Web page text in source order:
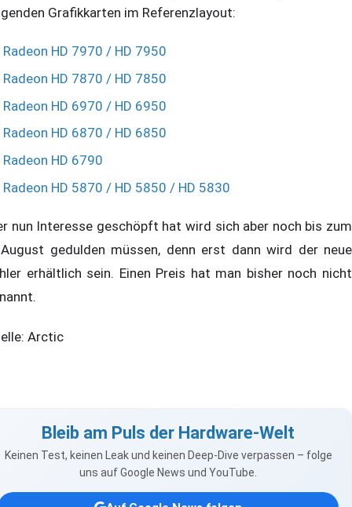
Grafikkarten im Referenzlayout:
Radeon HD 7970 / HD 7950
Radeon HD 7870 / HD 7850
Radeon HD 6970 / HD 6950
Radeon HD 6870 / HD 6850
Radeon HD 6790
Radeon HD 5870 / HD 5850 / HD 5830
nun Interesse geschöpft hat wird sich aber noch bis zum
gedulden müssen, denn erst dann wird der neue
erhältlich sein. Einen Preis hat man bisher noch nicht
Arctic
Bleib am Puls der Hardware-Welt
Keinen Test, keinen Leak und keinen Deep-Dive verpassen – folge
uns auf Google News und YouTube.